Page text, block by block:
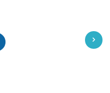
店家確認